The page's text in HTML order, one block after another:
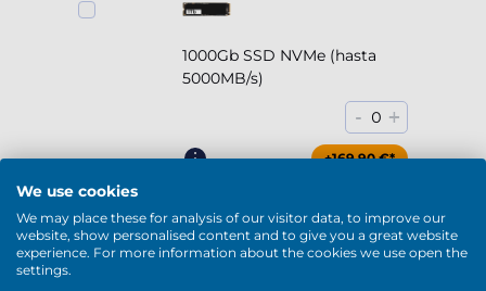
1000Gb SSD NVMe (hasta
5000MB/s)
- 0 +
+169,90 €*
We use cookies
We may place these for analysis of our visitor data, to improve our
website, show personalised content and to give you a great website
experience. For more information about the cookies we use open the
settings.